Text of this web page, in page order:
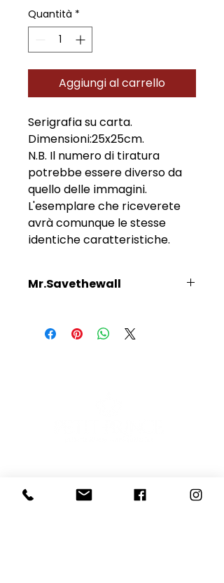
Quantità *
Aggiungi al carrello
Serigrafia su carta.
Dimensioni:25x25cm.
N.B. Il numero di tiratura
potrebbe essere diverso da
quello delle immagini.
L'esemplare che riceverete
avrà comunque le stesse
identiche caratteristiche.
Mr.Savethewall